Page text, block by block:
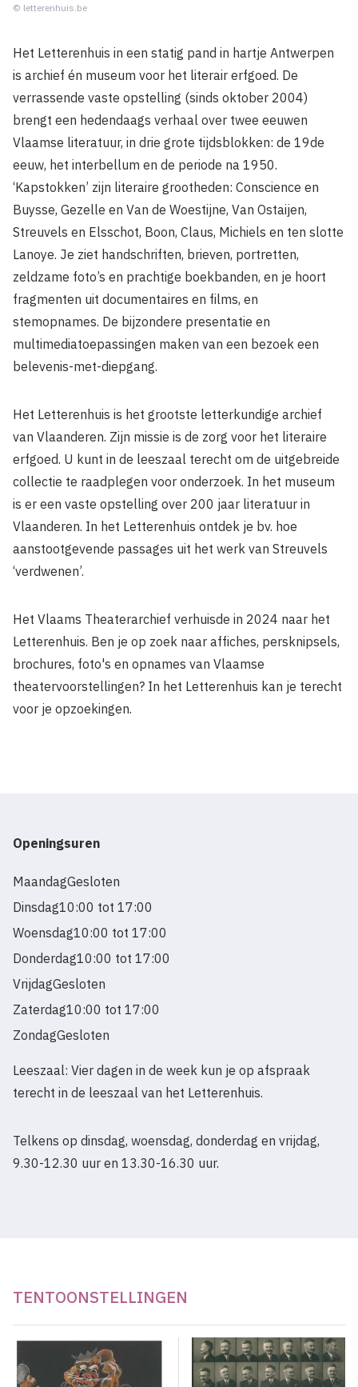
© letterenhuis.be
Het Letterenhuis in een statig pand in hartje Antwerpen
is archief én museum voor het literair erfgoed. De
verrassende vaste opstelling (sinds oktober 2004)
brengt een hedendaags verhaal over twee eeuwen
Vlaamse literatuur, in drie grote tijdsblokken: de 19de
eeuw, het interbellum en de periode na 1950.
‘Kapstokken’ zijn literaire grootheden: Conscience en
Buysse, Gezelle en Van de Woestijne, Van Ostaijen,
Streuvels en Elsschot, Boon, Claus, Michiels en ten slotte
Lanoye. Je ziet handschriften, brieven, portretten,
zeldzame foto’s en prachtige boekbanden, en je hoort
fragmenten uit documentaires en films, en
stemopnames. De bijzondere presentatie en
multimediatoepassingen maken van een bezoek een
belevenis-met-diepgang.
Het Letterenhuis is het grootste letterkundige archief
van Vlaanderen. Zijn missie is de zorg voor het literaire
erfgoed. U kunt in de leeszaal terecht om de uitgebreide
collectie te raadplegen voor onderzoek. In het museum
is er een vaste opstelling over 200 jaar literatuur in
Vlaanderen. In het Letterenhuis ontdek je bv. hoe
aanstootgevende passages uit het werk van Streuvels
‘verdwenen’.
Het Vlaams Theaterarchief verhuisde in 2024 naar het
Letterenhuis. Ben je op zoek naar affiches, persknipsels,
brochures, foto's en opnames van Vlaamse
theatervoorstellingen? In het Letterenhuis kan je terecht
voor je opzoekingen.
Openingsuren
MaandagGesloten
Dinsdag10:00 tot 17:00
Woensdag10:00 tot 17:00
Donderdag10:00 tot 17:00
VrijdagGesloten
Zaterdag10:00 tot 17:00
ZondagGesloten
Leeszaal: Vier dagen in de week kun je op afspraak
terecht in de leeszaal van het Letterenhuis.
Telkens op dinsdag, woensdag, donderdag en vrijdag,
9.30-12.30 uur en 13.30-16.30 uur.
TENTOONSTELLINGEN